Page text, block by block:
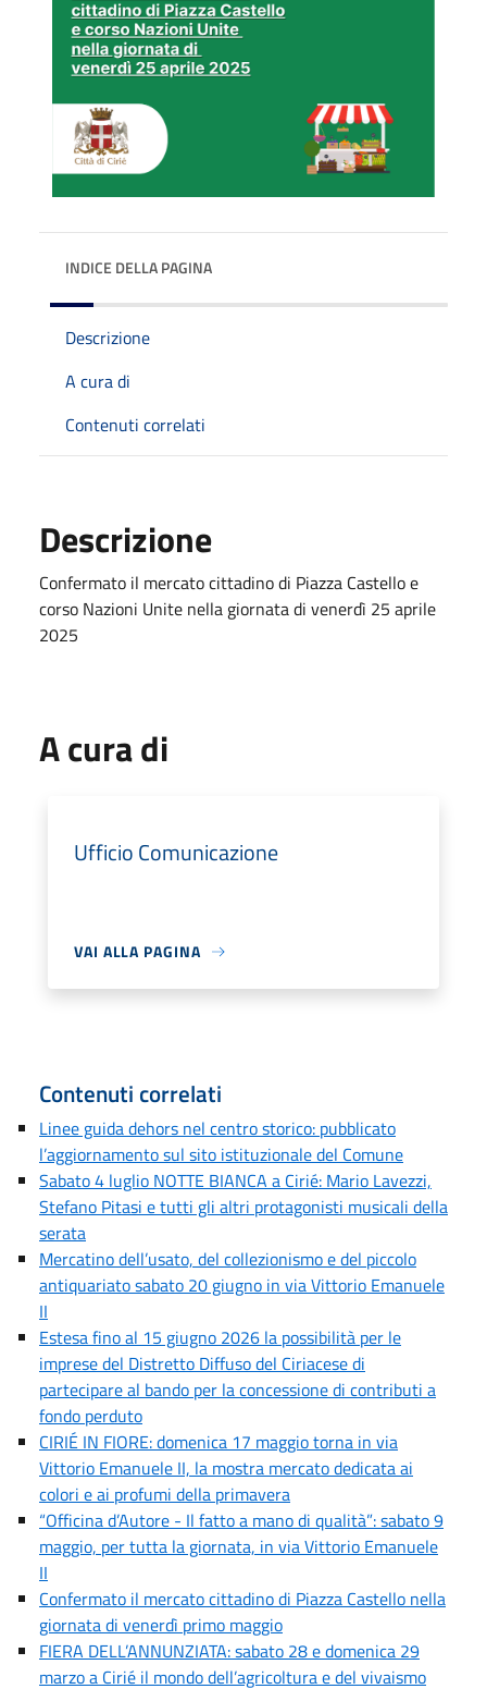
INDICE DELLA PAGINA
Descrizione
A cura di
Contenuti correlati
Descrizione
Confermato il mercato cittadino di Piazza Castello e
corso Nazioni Unite nella giornata di venerdì 25 aprile
2025
A cura di
Ufficio Comunicazione
VAI ALLA PAGINA
Contenuti correlati
Linee guida dehors nel centro storico: pubblicato
l’aggiornamento sul sito istituzionale del Comune
Sabato 4 luglio NOTTE BIANCA a Cirié: Mario Lavezzi,
Stefano Pitasi e tutti gli altri protagonisti musicali della
serata
Mercatino dell’usato, del collezionismo e del piccolo
antiquariato sabato 20 giugno in via Vittorio Emanuele
II
Estesa fino al 15 giugno 2026 la possibilità per le
imprese del Distretto Diffuso del Ciriacese di
partecipare al bando per la concessione di contributi a
fondo perduto
CIRIÉ IN FIORE: domenica 17 maggio torna in via
Vittorio Emanuele II, la mostra mercato dedicata ai
colori e ai profumi della primavera
“Officina d’Autore - Il fatto a mano di qualità”: sabato 9
maggio, per tutta la giornata, in via Vittorio Emanuele
II
Confermato il mercato cittadino di Piazza Castello nella
giornata di venerdì primo maggio
FIERA DELL’ANNUNZIATA: sabato 28 e domenica 29
marzo a Cirié il mondo dell’agricoltura e del vivaismo